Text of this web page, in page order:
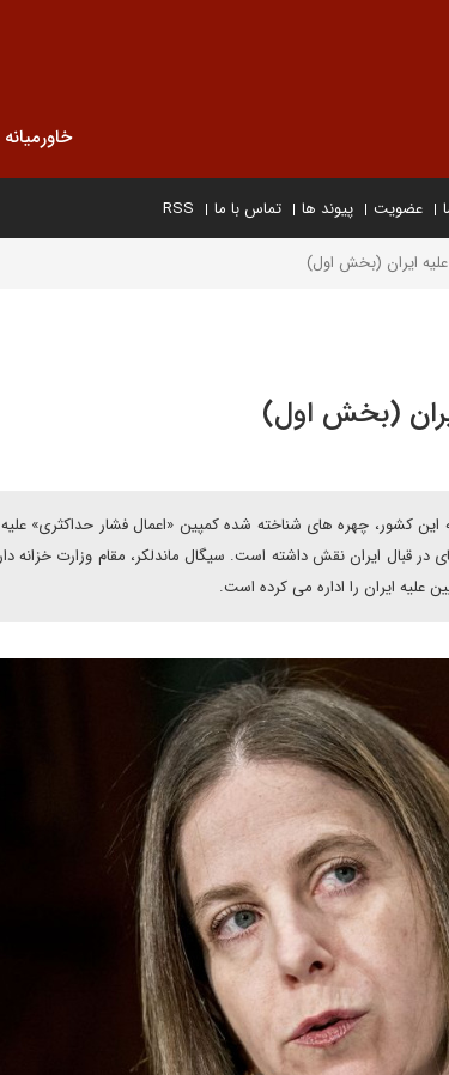
خاورمیانه
عضویت پیوند ها تماس با ما RSS
ایران (بخش اول)
(بخش اول)
کشور، چهره های شناخته شده کمپین «اعمال فشار حداکثری» علیه
ایران نقش داشته است. سیگال ماندلکر، مقام وزارت خزانه
ایران را اداره می کرده است.